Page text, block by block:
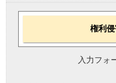
権利
入力フォ